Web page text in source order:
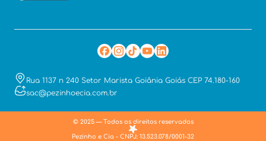
Rua 1137 n 240 Setor Marista Goiânia Goiás CEP 74.180-160
sac@pezinhoecia.com.br
© 2025 — Todos os direitos reservados
Pezinho e Cia - CNPJ: 13.523.078/0001-32